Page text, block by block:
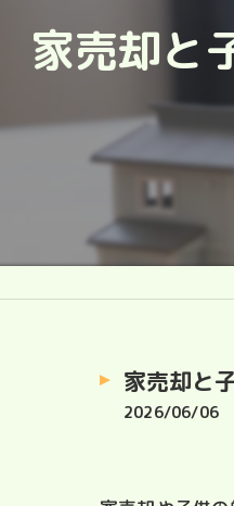
家売却と
家売却と
2026/06/06